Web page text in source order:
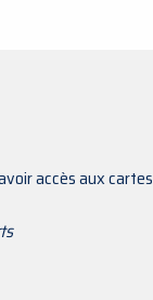
accès aux cartes